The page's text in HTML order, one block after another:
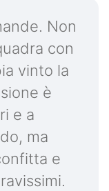
Non
con
vinto la
è
e a
ma
e